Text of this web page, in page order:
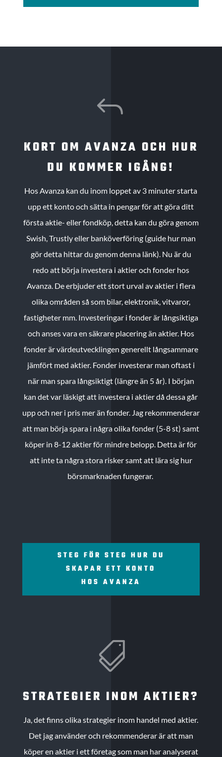
J
KORT OM AVANZA OCH HUR
DU KOMMER IGÅNG!
Hos Avanza kan du inom loppet av 3 minuter starta
upp ett konto och sätta in pengar för att göra ditt
första aktie- eller fondköp, detta kan du göra genom
Swish, Trustly eller banköverföring (guide hur man
gör detta hittar du genom denna länk). Nu är du
redo att börja investera i aktier och fonder hos
Avanza. De erbjuder ett stort urval av aktier i flera
olika områden så som bilar, elektronik, vitvaror,
fastigheter mm. Investeringar i fonder är långsiktiga
och anses vara en säkrare placering än aktier. Hos
fonder är värdeutvecklingen generellt långsammare
jämfört med aktier. Fonder investerar man oftast i
när man spara långsiktigt (längre än 5 år). I början
kan det var läskigt att investera i aktier då dessa går
upp och ner i pris mer än fonder. Jag rekommenderar
att man börja spara i några olika fonder (5-8 st) samt
köper in 8-12 aktier för mindre belopp. Detta är för
att inte ta några stora risker samt att lära sig hur
börsmarknaden fungerar.
STEG FÖR STEG HUR DU
SKAPAR ETT KONTO
HOS AVANZA

STRATEGIER INOM AKTIER?
Ja, det finns olika strategier inom handel med aktier.
Det jag använder och rekommenderar är att man
köper en aktier i ett företag som man har analyserat